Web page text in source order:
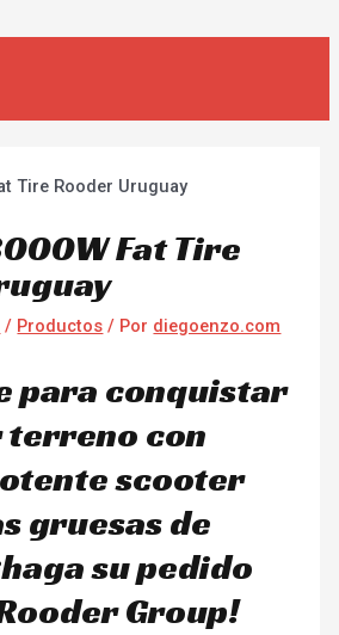
Fat Tire
/ Productos / Por diegoenzo.com
para conquistar
con
scooter
gruesas de
su pedido
Group!